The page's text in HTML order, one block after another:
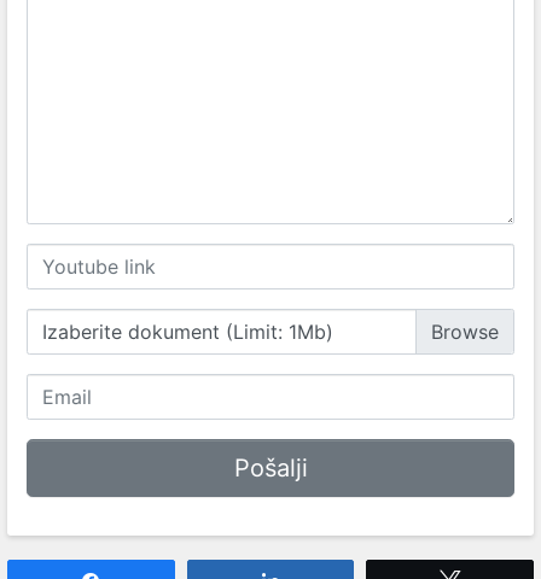
Izaberite dokument (Limit: 1Mb)